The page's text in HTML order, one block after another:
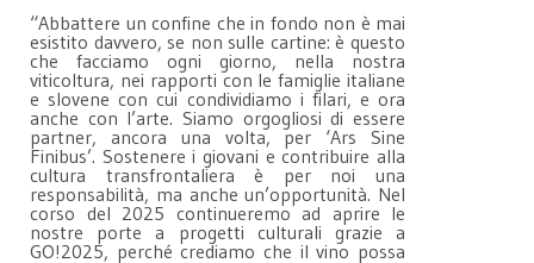
“Abbattere un confine che in fondo non è mai
esistito davvero, se non sulle cartine: è questo
che facciamo ogni giorno, nella nostra
viticoltura, nei rapporti con le famiglie italiane
e slovene con cui condividiamo i filari, e ora
anche con l’arte. Siamo orgogliosi di essere
partner, ancora una volta, per ‘Ars Sine
Finibus’. Sostenere i giovani e contribuire alla
cultura transfrontaliera è per noi una
responsabilità, ma anche un’opportunità. Nel
corso del 2025 continueremo ad aprire le
nostre porte a progetti culturali grazie a
GO!2025, perché crediamo che il vino possa